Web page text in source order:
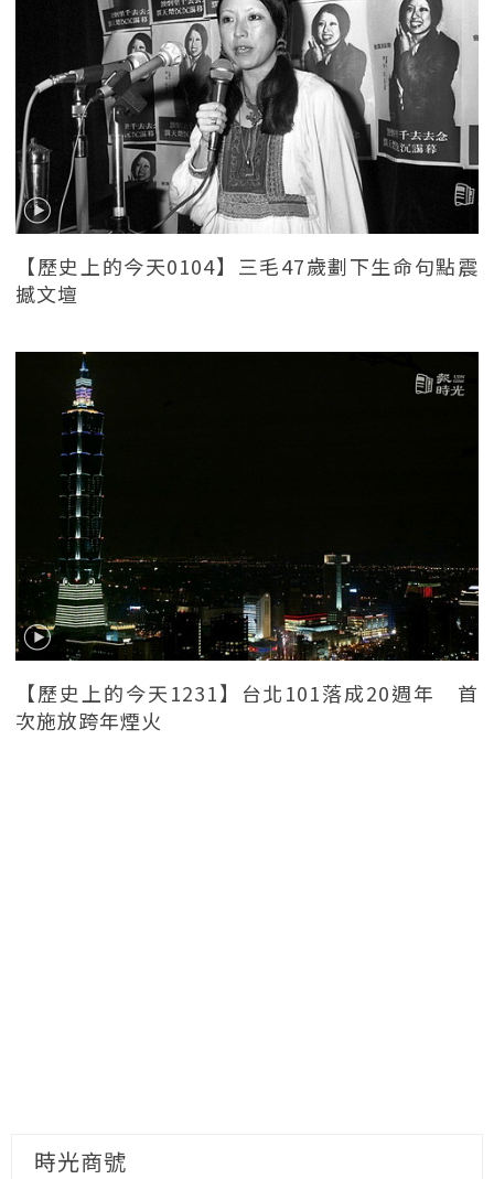
【歷史上的今天0104】三毛47歲劃下生命句點震
撼文壇
【歷史上的今天1231】台北101落成20週年 首
次施放跨年煙火
時光商號